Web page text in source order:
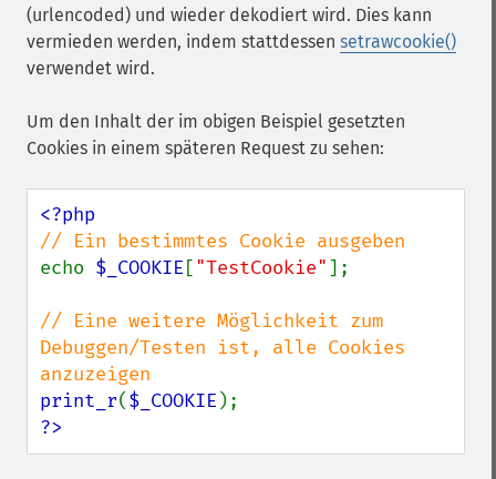
(urlencoded) und wieder dekodiert wird. Dies kann
vermieden werden, indem stattdessen setrawcookie()
verwendet wird.
Um den Inhalt der im obigen Beispiel gesetzten
Cookies in einem späteren Request zu sehen:
echo $_COOKIE ["TestCookie"];
// Eine weitere Möglichkeit zum
Debuggen/Testen ist, alle Cookies
print_r($_COOKIE
?>